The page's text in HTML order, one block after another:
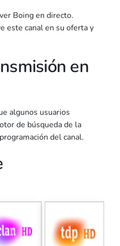
Boing en directo.
este canal en su oferta y
en
algunos usuarios
de búsqueda de la
del canal.